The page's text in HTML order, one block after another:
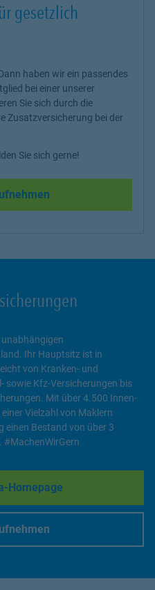
gesetzlich
haben wir ein passendes
bei einer unserer
Sie sich durch die
Zusatzversicherung bei der
Sie sich gerne!
Ihr Hauptsitz ist in
von Kranken- und
sowie Kfz-Versicherungen bis
Mit über 4.500 Innen-
Vielzahl von Maklern
einen Bestand von über 3
#MachenWirGern
Homepage
Opens in New Tab